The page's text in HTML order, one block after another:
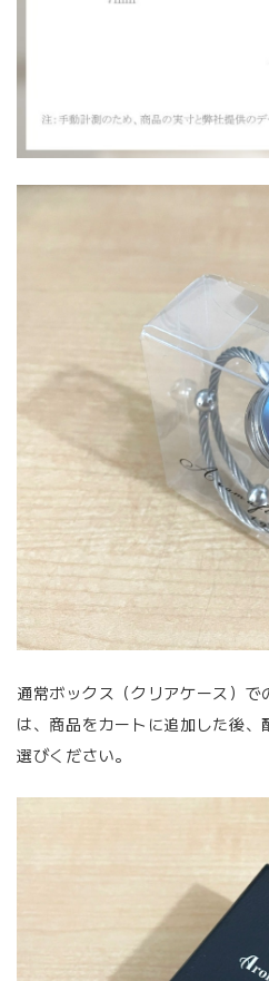
通常ボックス（クリアケース）
は、商品をカートに追加した後
選びください。